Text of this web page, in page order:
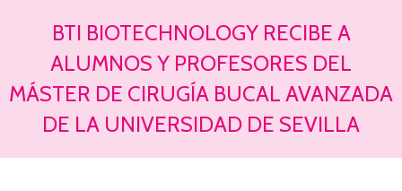
BTI BIOTECHNOLOGY RECIBE A
ALUMNOS Y PROFESORES DEL
MÁSTER DE CIRUGÍA BUCAL AVANZADA
DE LA UNIVERSIDAD DE SEVILLA